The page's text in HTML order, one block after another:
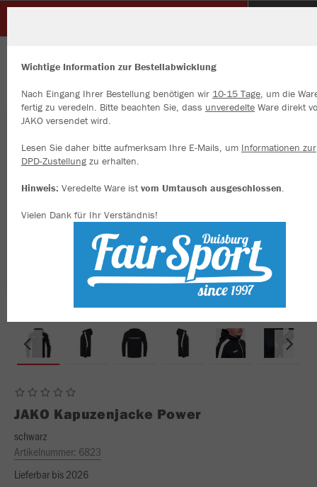
JAKO Kapuzenjacke Power
schwarz
Artikelnummer: 6823
Lieferbar bis 2026
Wichtige Information zur Bestellabwicklung
Nach Eingang Ihrer Bestellung benötigen wir 10-15 Tage, um die
fertig zu veredeln. Bitte beachten Sie, dass unveredelte Ware direkt
JAKO versendet wird.
Lesen Sie daher bitte aufmerksam Ihre E-Mails, um Informationen zur
DPD-Zustellung zu erhalten.
Hinweis: Veredelte Ware istvom Umtausch ausgeschlossen.
Vielen Dank für Ihr Verständnis!
Wir verwenden Cookies
Inhalte anzeigen und unsere Website verbessern. Weitere
zu den Cookies findest Du in den Einstellungen.
Alle akzeptieren
Alle ablehnen
mehr Infos
Datenschutz
Impressum